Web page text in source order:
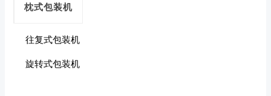
枕式包装机
往复式包装机
旋转式包装机